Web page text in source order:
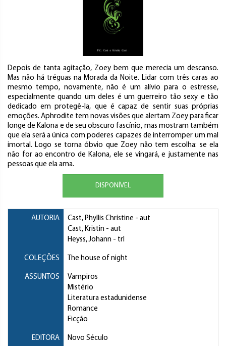
Depois de tanta agitação, Zoey bem que merecia um descanso.
Mas não há tréguas na Morada da Noite. Lidar com três caras ao
mesmo tempo, novamente, não é um alívio para o estresse,
especialmente quando um deles é um guerreiro tão sexy e tão
dedicado em protegê-la, que é capaz de sentir suas próprias
emoções. Aphrodite tem novas visões que alertam Zoey para ficar
longe de Kalona e de seu obscuro fascínio, mas mostram também
que ela será a única com poderes capazes de interromper um mal
imortal. Logo se torna óbvio que Zoey não tem escolha: se ela
não for ao encontro de Kalona, ele se vingará, e justamente nas
pessoas que ela ama.
DISPONÍVEL
AUTORIA Cast, Phyllis Christine - aut
Cast, Kristin - aut
Heyss, Johann - trl
COLEÇÕES The house of night
ASSUNTOS
Vampiros
Mistério
Literatura estadunidense
Romance
Ficção
EDITORA Novo Século